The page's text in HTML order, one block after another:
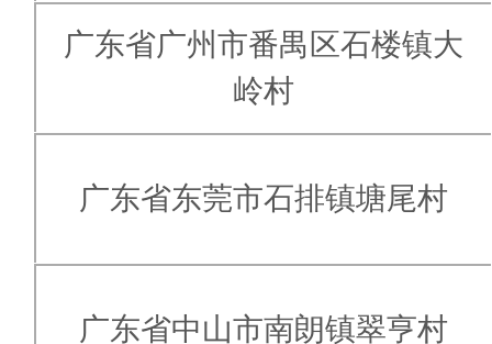
广东省广州市番禺区石楼镇大
岭村
广东省东莞市石排镇塘尾村
广东省中山市南朗镇翠亨村